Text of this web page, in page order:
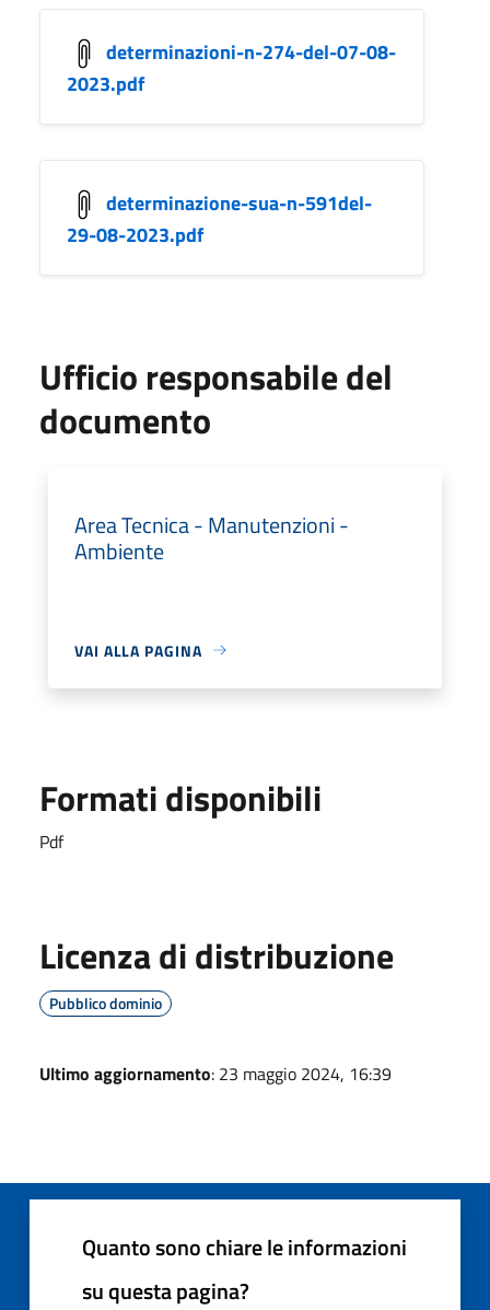
determinazioni-n-274-del-07-08-
2023.pdf
determinazione-sua-n-591del-
29-08-2023.pdf
Ufficio responsabile del
documento
Area Tecnica - Manutenzioni -
Ambiente
VAI ALLA PAGINA
Formati disponibili
Pdf
Licenza di distribuzione
Pubblico dominio
Ultimo aggiornamento: 23 maggio 2024, 16:39
Quanto sono chiare le informazioni
su questa pagina?